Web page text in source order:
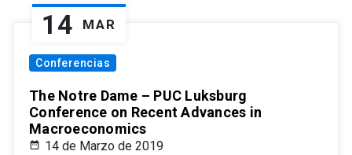
14 MAR
Conferencias
The Notre Dame – PUC Luksburg
Conference on Recent Advances in
Macroeconomics
14 de Marzo de 2019